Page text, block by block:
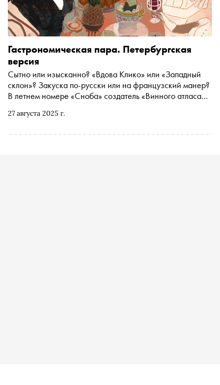
27 августа 2025 г.
Гастрономическая пара. Петербургская
версия
Сытно или изысканно? «Вдова Клико» или «Западный
склон»? Закуска по-русски или на французский манер?
В летнем номере «Сноба» создатель «Винного атласа
вопросы. В Петербурге